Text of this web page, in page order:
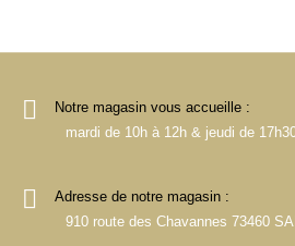
Notre magasin vous accueille :
mardi de 10h à 12h & jeudi de
Adresse de notre magasin :
910 route des Chavannes 73460